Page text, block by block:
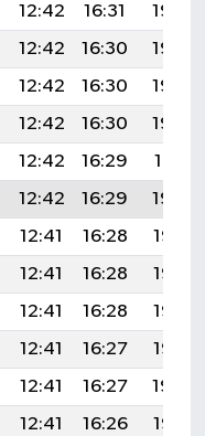
12:42 16:31
19:45
12:42 16:30
19:44
12:42 16:30
19:43
12:42 16:30
19:42
12:42 16:29
19:41
12:42 16:29
19:40
12:41 16:28
19:38
12:41 16:28
19:37
12:41 16:28
19:36
12:41 16:27
19:35
12:41 16:27
19:34
12:41 16:26
19:33